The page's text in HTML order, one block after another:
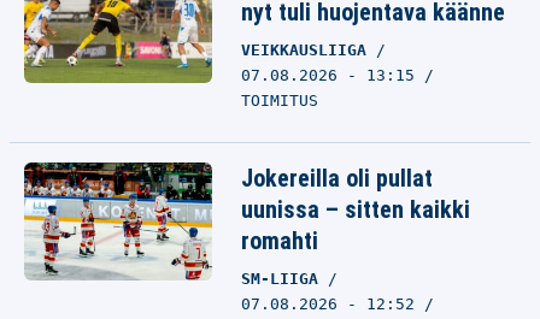
nyt tuli huojentava käänne
VEIKKAUSLIIGA
07.08.2026 - 13:15
TOIMITUS
Jokereilla oli pullat
uunissa – sitten kaikki
romahti
SM-LIIGA
07.08.2026 - 12:52